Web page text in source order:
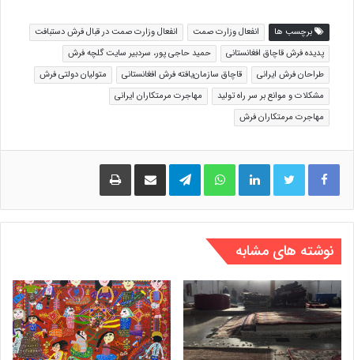
برچسب ها انفعال وزارت صمت
انفعال وزارت صمت در قبال فرش دستبافت
پدیده فرش قاچاق افغانستانی
حمید حاجی‌ پور، سردبیر سایت گلچه فرش
طراحان فرش ایرانی
قاچاق سازمان‌یافته فرش افغانستانی
متولیان دولتی فرش
مشکلات و موانع بر سر راه تولید
مهاجرت مرمتکاران ایرانی
مهاجرت مرمتکاران فرش
لینکدین واتس آپ تلگرام اشتراک گذاری از طریق ایمیل
نوشته های مشابه